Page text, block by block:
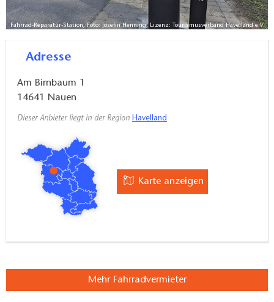
Fahrrad-Reparatur-Station, Foto: Josefin Henning, Lizenz: Tourismusverband Havelland e.V.
Adresse
Am Birnbaum 1
14641 Nauen
Dieser Anbieter liegt in der Region Havelland
Karte anzeigen
Mehr Fahrradvermieter